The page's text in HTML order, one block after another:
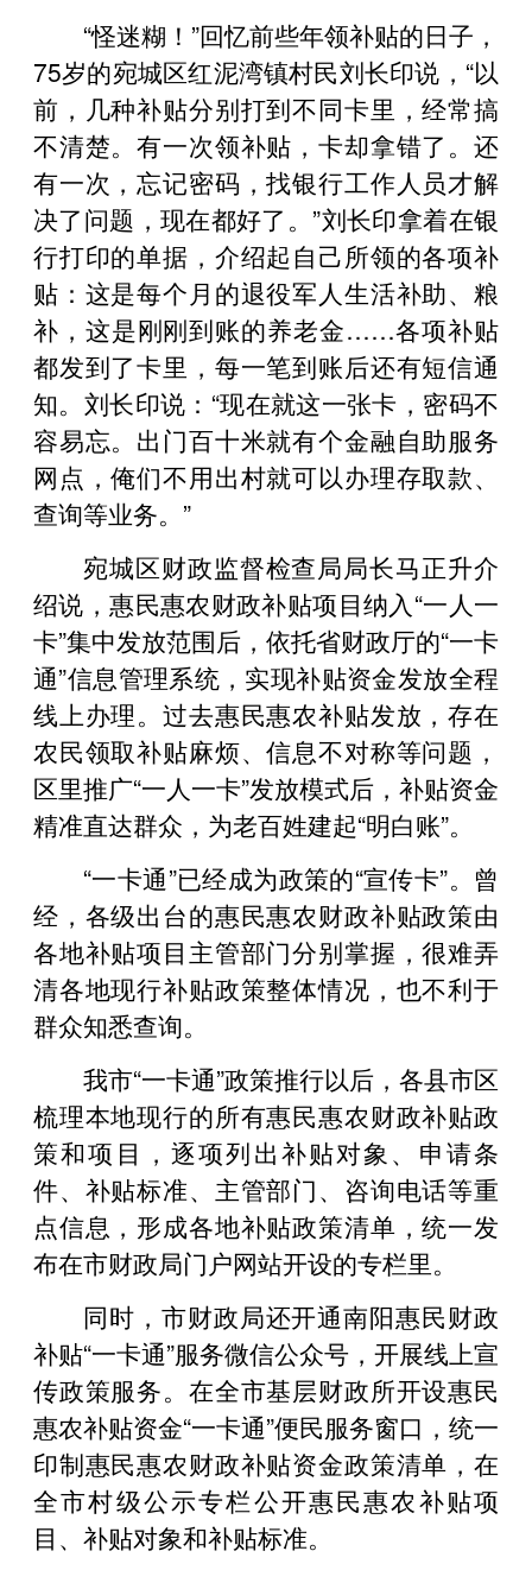
“怪迷糊！”回忆前些年领补贴的日子，
75岁的宛城区红泥湾镇村民刘长印说，“以
前，几种补贴分别打到不同卡里，经常搞
不清楚。有一次领补贴，卡却拿错了。还
有一次，忘记密码，找银行工作人员才解
决了问题，现在都好了。”刘长印拿着在银
行打印的单据，介绍起自己所领的各项补
贴：这是每个月的退役军人生活补助、粮
补，这是刚刚到账的养老金……各项补贴
都发到了卡里，每一笔到账后还有短信通
知。刘长印说：“现在就这一张卡，密码不
容易忘。出门百十米就有个金融自助服务
网点，俺们不用出村就可以办理存取款、
查询等业务。”
宛城区财政监督检查局局长马正升介
绍说，惠民惠农财政补贴项目纳入“一人一
卡”集中发放范围后，依托省财政厅的“一卡
通”信息管理系统，实现补贴资金发放全程
线上办理。过去惠民惠农补贴发放，存在
农民领取补贴麻烦、信息不对称等问题，
区里推广“一人一卡”发放模式后，补贴资金
精准直达群众，为老百姓建起“明白账”。
“一卡通”已经成为政策的“宣传卡”。曾
经，各级出台的惠民惠农财政补贴政策由
各地补贴项目主管部门分别掌握，很难弄
清各地现行补贴政策整体情况，也不利于
群众知悉查询。
我市“一卡通”政策推行以后，各县市区
梳理本地现行的所有惠民惠农财政补贴政
策和项目，逐项列出补贴对象、申请条
件、补贴标准、主管部门、咨询电话等重
点信息，形成各地补贴政策清单，统一发
布在市财政局门户网站开设的专栏里。
同时，市财政局还开通南阳惠民财政
补贴“一卡通”服务微信公众号，开展线上宣
传政策服务。在全市基层财政所开设惠民
惠农补贴资金“一卡通”便民服务窗口，统一
印制惠民惠农财政补贴资金政策清单，在
全市村级公示专栏公开惠民惠农补贴项
目、补贴对象和补贴标准。